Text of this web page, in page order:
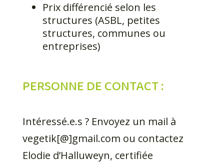
Prix différencié selon les
structures (ASBL, petites
structures, communes ou
entreprises)
PERSONNE DE CONTACT :
Intéressé.e.s ? Envoyez un mail à
vegetik[@]gmail.com ou contactez
Elodie d’Halluweyn, certifiée